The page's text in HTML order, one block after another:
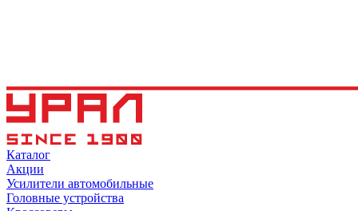
Каталог
Акции
Усилители автомобильные
Головные устройства